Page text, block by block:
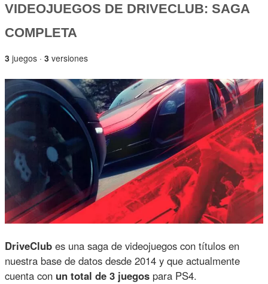
VIDEOJUEGOS DE DRIVECLUB: SAGA
COMPLETA
3 juegos ·3 versiones
DriveClub es una saga de videojuegos con títulos en
nuestra base de datos desde 2014 y que actualmente
cuenta con un total de 3 juegos para PS4.